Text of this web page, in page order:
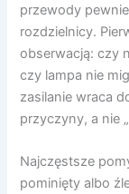
przewody
rozdzielnicy.
obserwacją: czy
czy lampa nie
zasilanie wraca
przyczyny, a nie
Najczęstsze
pominięty albo